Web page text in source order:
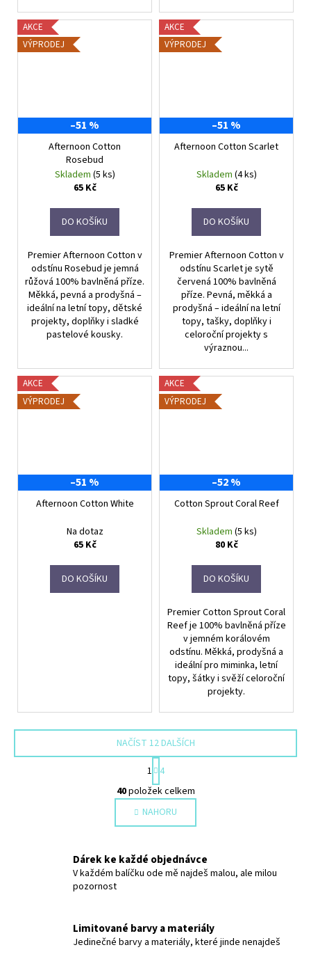
AKCE
VÝPRODEJ
–51 %
Afternoon Cotton
Rosebud
Skladem (5 ks)
65 Kč
DO KOŠÍKU
Premier Afternoon Cotton v
odstínu Rosebud je jemná
růžová 100% bavlněná příze.
Měkká, pevná a prodyšná –
ideální na letní topy, dětské
projekty, doplňky i sladké
pastelové kousky.
AKCE
VÝPRODEJ
–51 %
Afternoon Cotton Scarlet
Skladem (4 ks)
65 Kč
DO KOŠÍKU
Premier Afternoon Cotton v
odstínu Scarlet je sytě
červená 100% bavlněná
příze. Pevná, měkká a
prodyšná – ideální na letní
topy, tašky, doplňky i
celoroční projekty s
výraznou...
AKCE
VÝPRODEJ
–51 %
Afternoon Cotton White
Na dotaz
65 Kč
DO KOŠÍKU
AKCE
VÝPRODEJ
–52 %
Cotton Sprout Coral Reef
Skladem (5 ks)
80 Kč
DO KOŠÍKU
Premier Cotton Sprout Coral
Reef je 100% bavlněná příze
v jemném korálovém
odstínu. Měkká, prodyšná a
ideální pro miminka, letní
topy, šátky i svěží celoroční
projekty.
O
v
l
á
a
c
r
v
NAČÍST 12 DALŠÍCH
S
t
r
á
n
k
v
á
1 4
40položek celkem
NAHORU
Dárek ke každé objednávce
V každém balíčku ode mě najdeš malou, ale milou
pozornost
Limitované barvy a materiály
Jedinečné barvy a materiály, které jinde nenajdeš